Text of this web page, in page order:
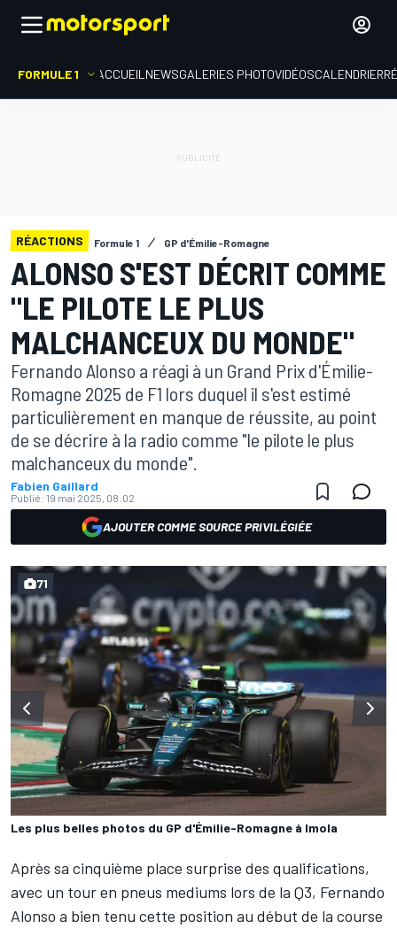
FORMULE 1 ACCUEIL NEWSGALERIES PHOTOVIDÉOSCALENDRIER
RÉACTIONS Formule 1 GP d'Émilie-Romagne
ALONSO S'EST DÉCRIT COMME
"LE PILOTE LE PLUS
MALCHANCEUX DU MONDE"
Fernando Alonso a réagi à un Grand Prix d'Émilie-
Romagne 2025 de F1 lors duquel il s'est estimé
particulièrement en manque de réussite, au point
de se décrire à la radio comme "le pilote le plus
malchanceux du monde".
Fabien Gaillard
Publié: 19 mai 2025, 08:02
AJOUTER COMME SOURCE PRIVILÉGIÉE
Les plus belles photos du GP d'Émilie-Romagne à Imola
71
Après sa cinquième place surprise des qualifications,
avec un tour en pneus mediums lors de la Q3, Fernando
Alonso a bien tenu cette position au début de la course